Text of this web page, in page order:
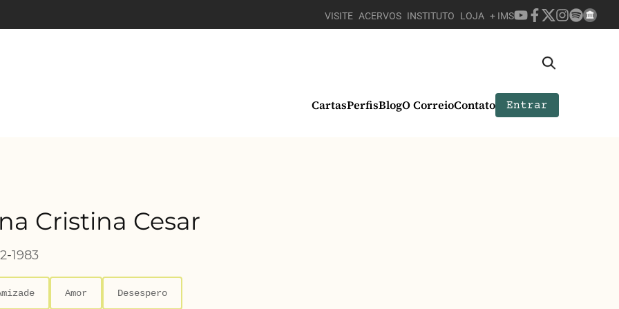
VISITE ACERVOS INSTITUTO LOJA + IMS
CartasPerfisBlogO CorreioContato Entrar
Cristina Cesar
-1983
Amor Desespero